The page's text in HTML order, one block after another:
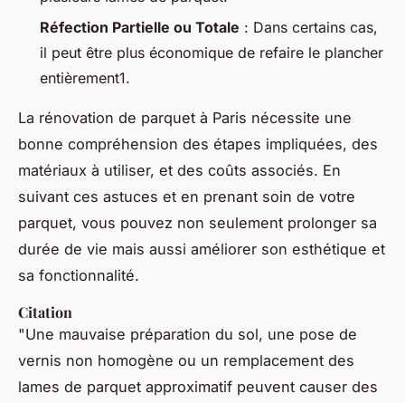
Réfection Partielle ou Totale : Dans certains cas,
il peut être plus économique de refaire le plancher
entièrement1.
La rénovation de parquet à Paris nécessite une
bonne compréhension des étapes impliquées, des
matériaux à utiliser, et des coûts associés. En
suivant ces astuces et en prenant soin de votre
parquet, vous pouvez non seulement prolonger sa
durée de vie mais aussi améliorer son esthétique et
sa fonctionnalité.
Citation
"Une mauvaise préparation du sol, une pose de
vernis non homogène ou un remplacement des
lames de parquet approximatif peuvent causer des